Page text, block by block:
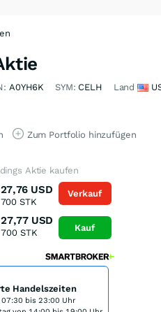
A0YH6K SYM: CELH Land
Zum Portfolio hinzufügen
Aktie kaufen
27,76 USD
700 STK
27,77 USD
700STK
Verkauf
Kauf
Handelszeiten
07:30 bis 23:00 Uhr